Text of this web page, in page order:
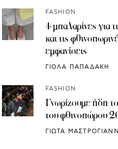
FASHION
4 μπαλαρίνες για
και τις
εμφανίσεις
ΓΙΟΛΑ ΠΑΠΑΔΑΚΗ
FASHION
Γνωρίζουμε ήδη
του φθινοπώρου
ΓΙΩΤΑ